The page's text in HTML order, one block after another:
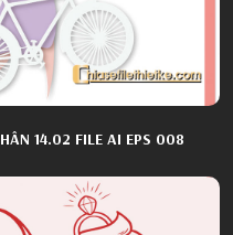
14.02 FILE AI EPS 008